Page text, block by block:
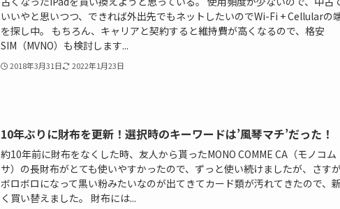
いいやと思いつつ、できれば外出先でもネットしたいのでWi-Fi + Cellularの
を探し中。 もちろん、キャリアと契約すると維持費が高くなるので、格安
SIM（MVNO）も検討します...
2018年3月31日 2022年1月23日
10年ぶりに財布を更新！選択時のキーワードは’風琴マチ’だった！
約10年前に財布をなくした時、友人から貰ったMONO COMME CA（モノコム
サ）の長財布がとても使いやすかったので、ずっと使い続けましたが、さす
ボロボロになって黒い粉みたいなのが出てきてカード類が汚れてきたので、
く買い替えました。 財布には...